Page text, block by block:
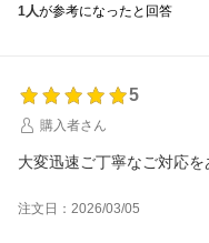
1人が参考になったと回答
5
購入者さん
大変迅速ご丁寧なご対応を
注文日：2026/03/05